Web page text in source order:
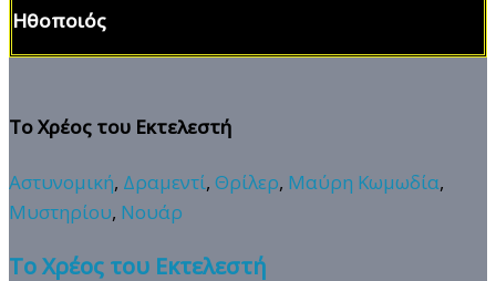
Ηθοποιός
Το Χρέος του Εκτελεστή
Αστυνομική, Δραμεντί, Θρίλερ, Μαύρη Κωμωδία,
Μυστηρίου, Νουάρ
Το Χρέος του Εκτελεστή